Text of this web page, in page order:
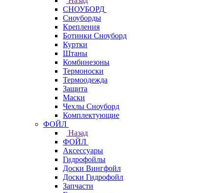
СНОУБОРД
Сноуборды
Крепления
Ботинки Сноуборд
Куртки
Штаны
Комбинезоны
Термоноски
Термоодежда
Защита
Маски
Чехлы Сноуборд
Комплектующие
ФОЙЛ
Назад
ФОЙЛ
Аксессуары
Гидрофойлы
Доски Вингфойл
Доски Гидрофойл
Запчасти